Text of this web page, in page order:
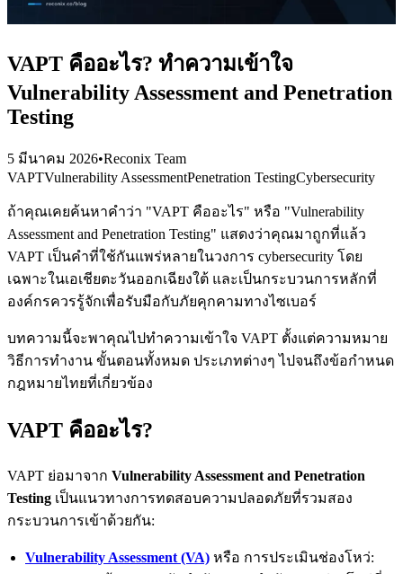
VAPT คืออะไร? ทำความเข้าใจ
Vulnerability Assessment and Penetration
Testing
5 มีนาคม 2026•Reconix Team
VAPTVulnerability AssessmentPenetration TestingCybersecurity
ถ้าคุณเคยค้นหาคำว่า "VAPT คืออะไร" หรือ "Vulnerability
Assessment and Penetration Testing" แสดงว่าคุณมาถูกที่แล้ว
VAPT เป็นคำที่ใช้กันแพร่หลายในวงการ cybersecurity โดย
เฉพาะในเอเชียตะวันออกเฉียงใต้ และเป็นกระบวนการหลักที่
องค์กรควรรู้จักเพื่อรับมือกับภัยคุกคามทางไซเบอร์
บทความนี้จะพาคุณไปทำความเข้าใจ VAPT ตั้งแต่ความหมาย
วิธีการทำงาน ขั้นตอนทั้งหมด ประเภทต่างๆ ไปจนถึงข้อกำหนด
กฎหมายไทยที่เกี่ยวข้อง
VAPT คืออะไร?
VAPT ย่อมาจาก Vulnerability Assessment and Penetration
Testing เป็นแนวทางการทดสอบความปลอดภัยที่รวมสอง
กระบวนการเข้าด้วยกัน:
Vulnerability Assessment (VA) หรือ การประเมินช่องโหว่: